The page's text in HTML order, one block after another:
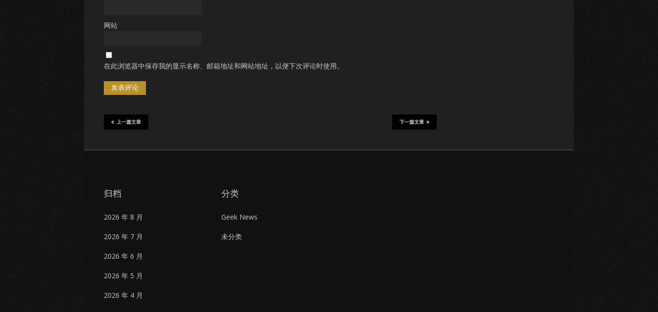
网站
在此浏览器中保存我的显示名称、邮箱地址和网站地址，以便下次评论时使用。
下一篇文章
上一篇文章
归档
2026 年 8 月
2026 年 7 月
2026 年 6 月
2026 年 5 月
2026 年 4 月
分类
Geek News
未分类